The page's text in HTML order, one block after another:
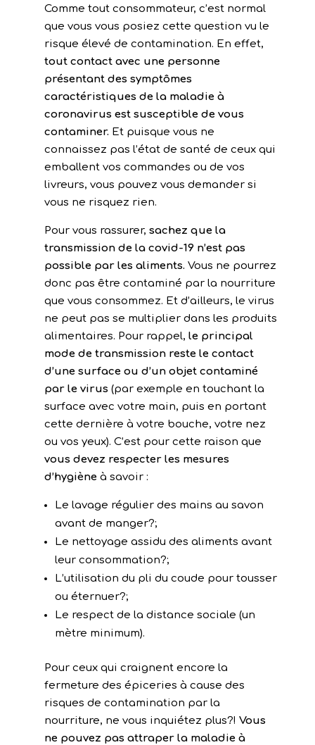
Comme tout consommateur, c’est normal
que vous vous posiez cette question vu le
risque élevé de contamination. En effet,
tout contact avec une personne
présentant des symptômes
caractéristiques de la maladie à
coronavirus est susceptible de vous
contaminer. Et puisque vous ne
connaissez pas l’état de santé de ceux qui
emballent vos commandes ou de vos
livreurs, vous pouvez vous demander si
vous ne risquez rien.
Pour vous rassurer, sachez que la
transmission de la covid-19 n’est pas
possible par les aliments. Vous ne pourrez
donc pas être contaminé par la nourriture
que vous consommez. Et d’ailleurs, le virus
ne peut pas se multiplier dans les produits
alimentaires. Pour rappel, le principal
mode de transmission reste le contact
d’une surface ou d’un objet contaminé
par le virus(par exemple en touchant la
surface avec votre main, puis en portant
cette dernière à votre bouche, votre nez
ou vos yeux). C’est pour cette raison que
vous devez respecter les mesures
d’hygiène à savoir :
Le lavage régulier des mains au savon
avant de manger?;
Le nettoyage assidu des aliments avant
leur consommation?;
L’utilisation du pli du coude pour tousser
ou éternuer?;
Le respect de la distance sociale (un
mètre minimum).
Pour ceux qui craignent encore la
fermeture des épiceries à cause des
risques de contamination par la
nourriture, ne vous inquiétez plus?! Vous
ne pouvez pas attraper la maladie à